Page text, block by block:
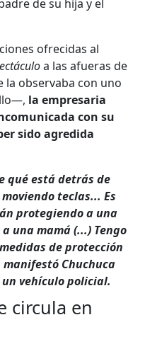
de su hija y el
ofrecidas al
a las afueras de
observaba con uno
la empresaria
con su
sido agredida
qué está detrás de
teclas... Es
protegiendo a una
una mamá (...) Tengo
de protección
Chuchuca
vehículo policial.
circula en